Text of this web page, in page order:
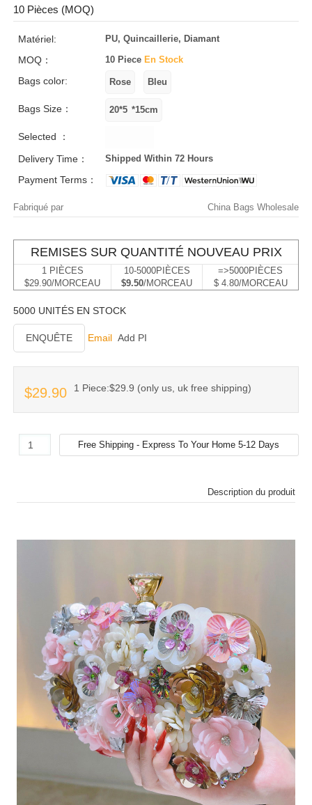
10 Pièces (MOQ)
Matériel: PU, Quincaillerie, Diamant
MOQ： 10 Piece En Stock
Bags color:
Bags Size：
Selected ：
Delivery Time：
Shipped Within 72 Hours
Payment Terms：
Fabriqué par China Bags Wholesale
REMISES SUR QUANTITÉ NOUVEAU PRIX
1 PIÈCES
$29.90/MORCEAU
10-5000PIÈCES
$9.50/MORCEAU
=>5000PIÈCES
$ 4.80/MORCEAU
5000 UNITÉS EN STOCK
ENQUÊTE Email Add PI
$29.90 1 Piece:$29.9 (only us, uk free shipping)
Description du produit